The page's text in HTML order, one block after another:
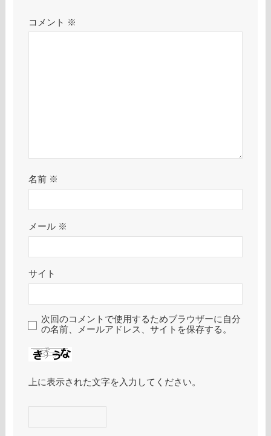
コメント ※
名前 ※
メール ※
サイト
次回のコメントで使用するためブラウザーに自分
の名前、メールアドレス、サイトを保存する。
上に表示された文字を入力してください。